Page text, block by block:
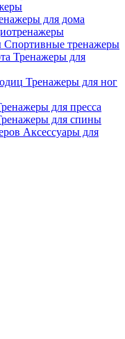
для дома
Спортивные тренажеры
Тренажеры для
Тренажеры для ног
для пресса
для спины
Аксессуары для